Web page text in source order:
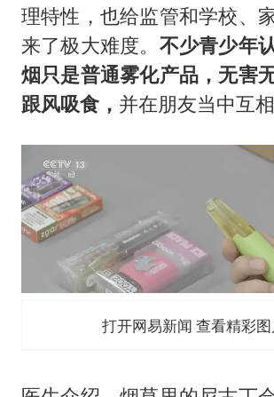
理特性，也给监管和学校、
来了极大难度。 不少青少年
烟只是普通雾化产品，无害
跟风吸食， 并在朋友当中互相
打开网易新闻 查看精彩